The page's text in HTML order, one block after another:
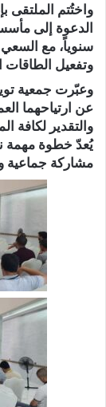
واختُتم الملتقى
الدعوة إلى
سنوياً، مع
وتفعيل الطاقات
وعبّرت جمعية
عن ارتياحهما
والتقدير لكافة
يُعدّ خطوة مهمة
مشاركة جماعية